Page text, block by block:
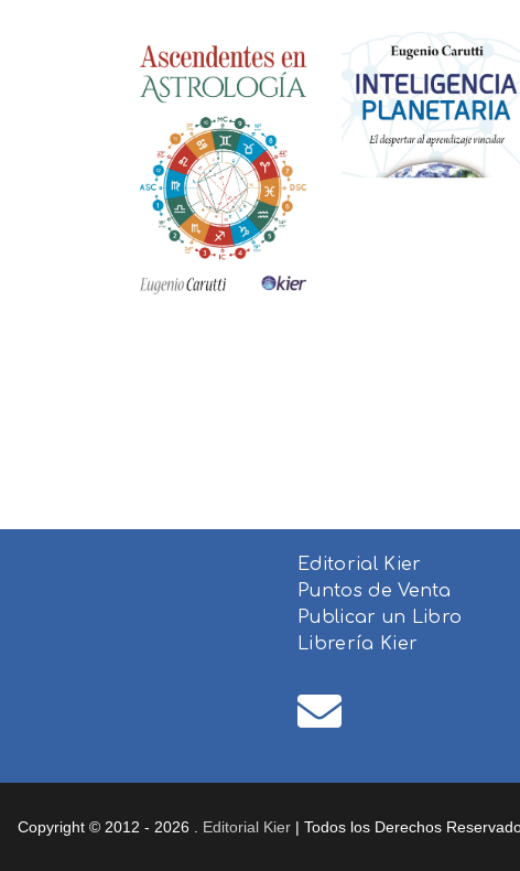
Editorial Kier
Puntos de Venta
Publicar un Libro
Librería Kier
Copyright © 2012 - 2026 . Editorial Kier| Todos los Derechos